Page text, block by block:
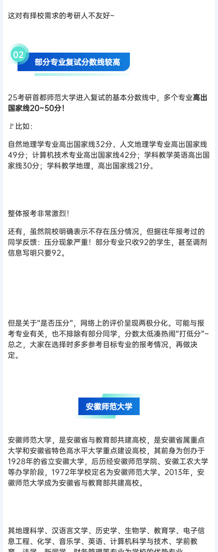
这对有择校需求的考研人不友好~
02
部分专业复试分数线较高
25考研首都师范大学进入复试的基本分数线中，多个专业高出
国家线20~50分！
🚩比如：
自然地理学专业高出国家线32分、人文地理学专业高出国家线
49分；计算机技术专业高出国家线42分；学科教学英语高出国
家线30分；学科教学地理，高出国家线21分。
整体报考非常激烈！
还有，虽然院校明确表示不存在压分情况，但据往年报考过的
同学反馈：压分现象严重！部分专业只收92的学生，甚至调剂
信息写明只要92。
但是关于“是否压分”，网络上的评价呈现两极分化。可能与报
考专业有关，也不排除有部分同学，分数太低凑热闹“打低分”~
总之，大家在选择时多多参考目标专业的报考情况，再做决
定。
安徽师范大学
安徽师范大学，是安徽省与教育部共建高校，是安徽省属重点
大学和安徽省特色高水平大学重点建设高校，其前身为创办于
1928年的省立安徽大学，后历经安徽师范学院、安徽工农大学
等办学阶段，1972年学校定名为安徽师范大学。2013年，安
徽师范大学成为安徽省与教育部共建高校。
其地理科学、汉语言文学、历史学、生物学、教育学、电子信
息工程、化学、音乐学、英语、计算机科学与技术、学前教